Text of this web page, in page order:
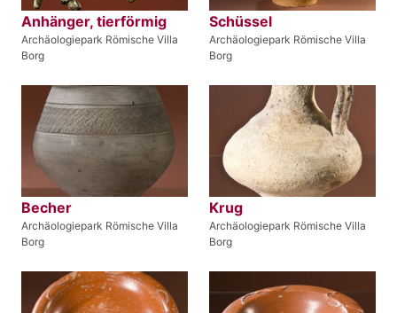
Anhänger, tierförmig
Archäologiepark Römische Villa
Borg
Schüssel
Archäologiepark Römische Villa
Borg
Becher
Archäologiepark Römische Villa
Borg
Krug
Archäologiepark Römische Villa
Borg